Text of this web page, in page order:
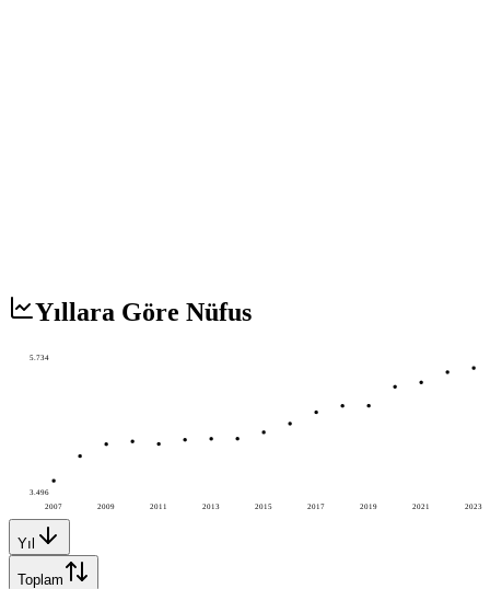
Yıllara Göre Nüfus
2007 2009 2011 2013 2015 2017 2019 2021 2023
5.734
3.496
Yıl
Toplam